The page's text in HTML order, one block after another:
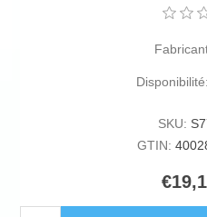
Disponibilité:
SKU:
GTIN: